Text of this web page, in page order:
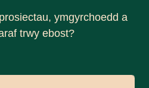
ymgyrchoedd a
trwy ebost?